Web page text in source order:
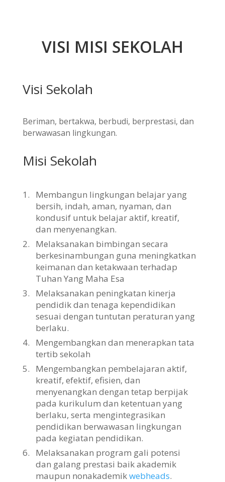
VISI MISI SEKOLAH
Visi Sekolah
Beriman, bertakwa, berbudi, berprestasi, dan
berwawasan lingkungan.
Misi Sekolah
1.
Membangun lingkungan belajar yang
bersih, indah, aman, nyaman, dan
kondusif untuk belajar aktif, kreatif,
dan menyenangkan.
2.
Melaksanakan bimbingan secara
berkesinambungan guna meningkatkan
keimanan dan ketakwaan terhadap
Tuhan Yang Maha Esa
3.
Melaksanakan peningkatan kinerja
pendidik dan tenaga kependidikan
sesuai dengan tuntutan peraturan yang
berlaku.
4.
Mengembangkan dan menerapkan tata
tertib sekolah
5.
Mengembangkan pembelajaran aktif,
kreatif, efektif, efisien, dan
menyenangkan dengan tetap berpijak
pada kurikulum dan ketentuan yang
berlaku, serta mengintegrasikan
pendidikan berwawasan lingkungan
pada kegiatan pendidikan.
6.
Melaksanakan program gali potensi
dan galang prestasi baik akademik
maupun nonakademikwebheads.